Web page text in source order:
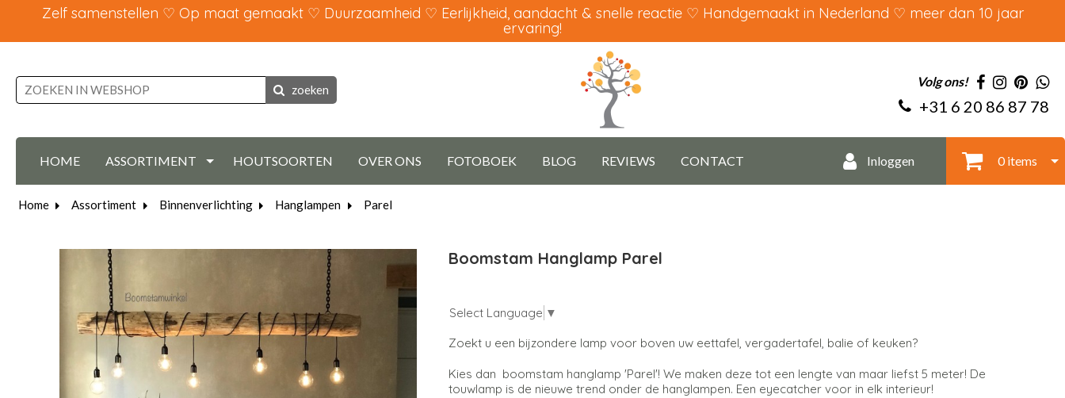
Zelf samenstellen ♡ Op maat gemaakt ♡ Duurzaamheid ♡ Eerlijkheid, aandacht & snelle reactie ♡ Handgemaakt in Nederland ♡ meer dan 10 jaar
ervaring!
zoeken
Volg ons!
+31 6 20 86 87 78
HOME ASSORTIMENT HOUTSOORTEN OVER ONS FOTOBOEK BLOG REVIEWS CONTACT Inloggen 0 items
Home Assortiment Binnenverlichting Hanglampen Parel
Boomstam Hanglamp Parel
Select Language ▼
Zoekt u een bijzondere lamp voor boven uw eettafel, vergadertafel, balie of keuken?
Kies dan boomstam hanglamp 'Parel'! We maken deze tot een lengte van maar liefst 5 meter! De
touwlamp is de nieuwe trend onder de hanglampen. Een eyecatcher voor in elk interieur!